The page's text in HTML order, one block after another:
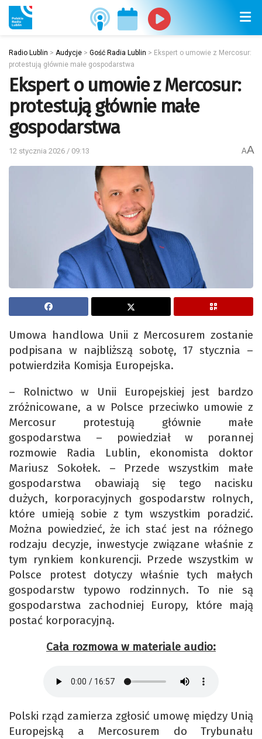
Radio Lublin > Audycje > Gość Radia Lublin > Ekspert o umowie z Mercosur:
protestują głównie małe gospodarstwa
Ekspert o umowie z Mercosur:
protestują głównie małe
gospodarstwa
12 stycznia 2026 / 09:13 AA
Umowa handlowa Unii z Mercosurem zostanie
podpisana w najbliższą sobotę, 17 stycznia –
potwierdziła Komisja Europejska.
– Rolnictwo w Unii Europejskiej jest bardzo
zróżnicowane, a w Polsce przeciwko umowie z
Mercosur protestują głównie małe
gospodarstwa – powiedział w porannej
rozmowie Radia Lublin, ekonomista doktor
Mariusz Sokołek. – Przede wszystkim małe
gospodarstwa obawiają się tego nacisku
dużych, korporacyjnych gospodarstw rolnych,
które umieją sobie z tym wszystkim poradzić.
Można powiedzieć, że ich stać jest na różnego
rodzaju decyzje, inwestycje związane właśnie z
tym rynkiem konkurencji. Przede wszystkim w
Polsce protest dotyczy właśnie tych małych
gospodarstw typowo rodzinnych. To nie są
gospodarstwa zachodniej Europy, które mają
postać korporacyjną.
Cała rozmowa w materiale audio:
Polski rząd zamierza zgłosić umowę między Unią
Europejską a Mercosurem do Trybunału